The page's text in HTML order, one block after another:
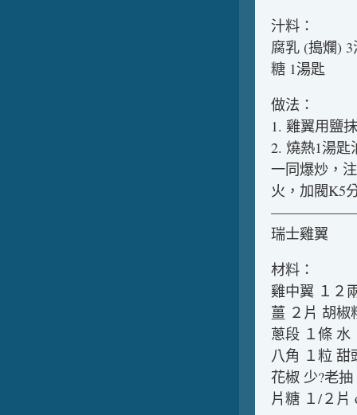
汁料：
腐乳 (搗爛)
糖 1湯匙
做法：
1. 雞翼用鹽
2. 燒熱1湯匙
一同爆炒，
火，加閥K5
瑞士雞翼
材料：
雞中翼 １２
薑 ２片 胡椒
蔥段 １條 水
八角 １粒 甜
花椒 少?老
片糖 １/２